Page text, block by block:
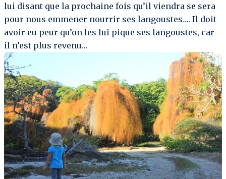
lui disant que la prochaine fois qu’il viendra se sera
pour nous emmener nourrir ses langoustes…. Il doit
avoir eu peur qu’on les lui pique ses langoustes, car
il n’est plus revenu…